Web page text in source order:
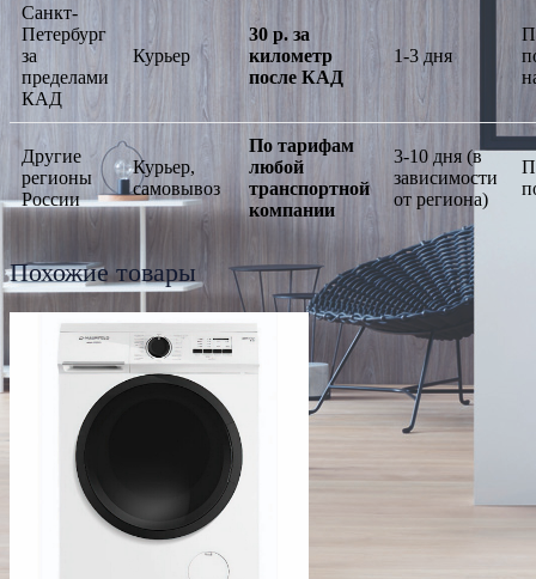
Санкт-
Петербург
за
пределами
КАД
Курьер
30 р. за
километр
после КАД
1-3 дня
Другие
регионы
России
Курьер,
самовывоз
По тарифам
любой
транспортной
компании
3-10 дня (в
зависимости
от региона)
Похожие товары